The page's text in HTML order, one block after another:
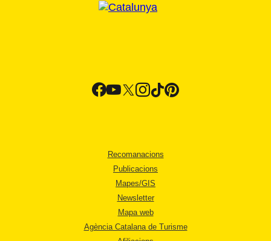
Recomanacions
Publicacions
Mapes/GIS
Newsletter
Mapa web
Agència Catalana de Turisme